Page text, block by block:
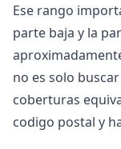
Ese rango
parte baja y la
no es solo
coberturas
codigo postal y